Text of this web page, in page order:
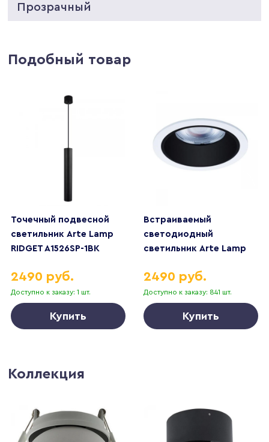
Прозрачный
Подобный товар
Точечный подвесной
светильник Arte Lamp
RIDGET A1526SP-1BK
Доступно к заказу: 1 шт.
2490 руб.
Купить
Встраиваемый
светодиодный
светильник Arte Lamp
Доступно к заказу: 841 шт.
2490 руб.
Купить
Коллекция